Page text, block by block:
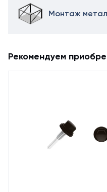
Монтаж
Рекомендуем